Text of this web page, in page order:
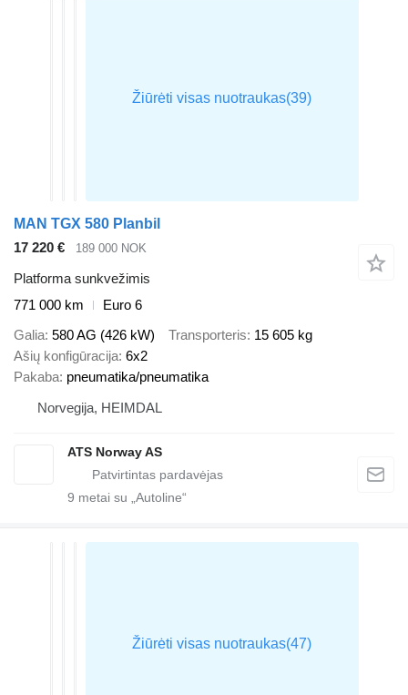
MAN TGX 580 Planbil
17 220 €
189 000 NOK
Platforma sunkvežimis
771 000 km
Euro 6
Galia 580 AG (426 kW) Transporteris 15 605 kg
Ašių konfigūracija 6x2
Pakaba pneumatika/pneumatika
Norvegija, HEIMDAL
ATS Norway AS
9 metai su „Autoline“